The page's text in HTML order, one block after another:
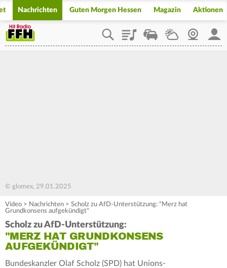
Nachrichten Guten Morgen Hessen Magazin Aktionen
PlaylistStaupilotWetterWebcam
© glomex, 29.01.2025
Video > Nachrichten > Scholz zu AfD-Unterstützung: "Merz hat
Grundkonsens aufgekündigt"
Scholz zu AfD-Unterstützung:
"MERZ HAT GRUNDKONSENS
AUFGEKÜNDIGT"
Bundeskanzler Olaf Scholz (SPD) hat Unions-